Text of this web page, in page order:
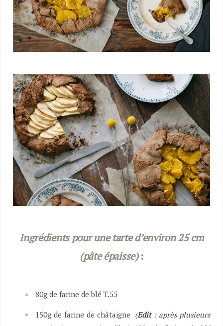
Ingrédients pour une tarte d’environ 25 cm
(pâte épaisse):
80g de farine de blé T.55
150g de farine de châtaigne (Edit: après plusieurs